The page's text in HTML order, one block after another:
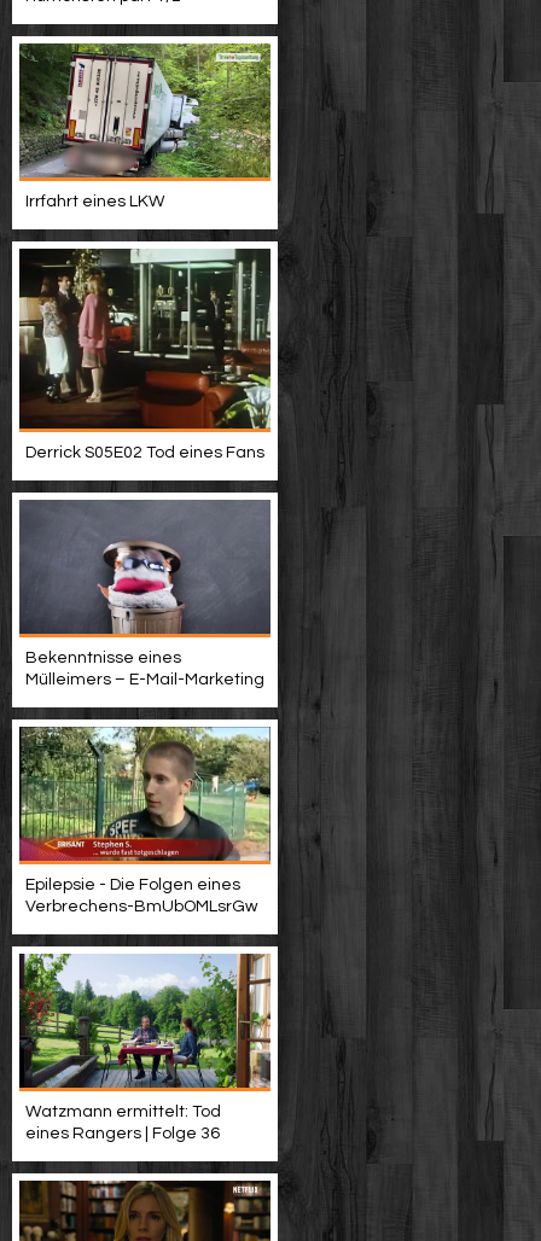
Irrfahrt eines LKW
Derrick S05E02 Tod eines Fans
Bekenntnisse eines
Mülleimers – E-Mail-Marketing
Epilepsie - Die Folgen eines
Verbrechens-BmUbOMLsrGw
Watzmann ermittelt: Tod
eines Rangers | Folge 36